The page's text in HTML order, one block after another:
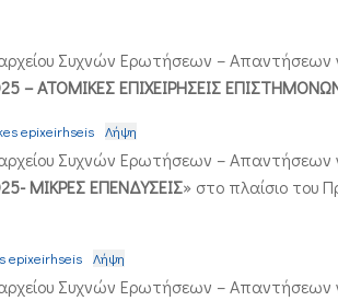
Συχνών Ερωτήσεων – Απαντήσεων
– ΑΤΟΜΙΚΕΣ ΕΠΙΧΕΙΡΗΣΕΙΣ
epixeirhseis Λήψη
Συχνών Ερωτήσεων – Απαντήσεων
ΜΙΚΡΕΣ ΕΠΕΝΔΥΣΕΙΣ» στο πλαίσιο του
epixeirhseis Λήψη
Συχνών Ερωτήσεων – Απαντήσεων